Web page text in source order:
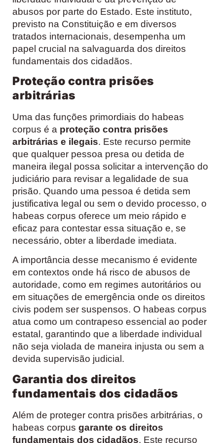
abusos por parte do Estado. Este instituto,
previsto na Constituição e em diversos
tratados internacionais, desempenha um
papel crucial na salvaguarda dos direitos
fundamentais dos cidadãos.
Proteção contra prisões
arbitrárias
Uma das funções primordiais do habeas
corpus é a proteção contra prisões
arbitrárias e ilegais. Este recurso permite
que qualquer pessoa presa ou detida de
maneira ilegal possa solicitar a intervenção do
judiciário para revisar a legalidade de sua
prisão. Quando uma pessoa é detida sem
justificativa legal ou sem o devido processo, o
habeas corpus oferece um meio rápido e
eficaz para contestar essa situação e, se
necessário, obter a liberdade imediata.
A importância desse mecanismo é evidente
em contextos onde há risco de abusos de
autoridade, como em regimes autoritários ou
em situações de emergência onde os direitos
civis podem ser suspensos. O habeas corpus
atua como um contrapeso essencial ao poder
estatal, garantindo que a liberdade individual
não seja violada de maneira injusta ou sem a
devida supervisão judicial.
Garantia dos direitos
fundamentais dos cidadãos
Além de proteger contra prisões arbitrárias, o
habeas corpus garante os direitos
fundamentais dos cidadãos. Este recurso